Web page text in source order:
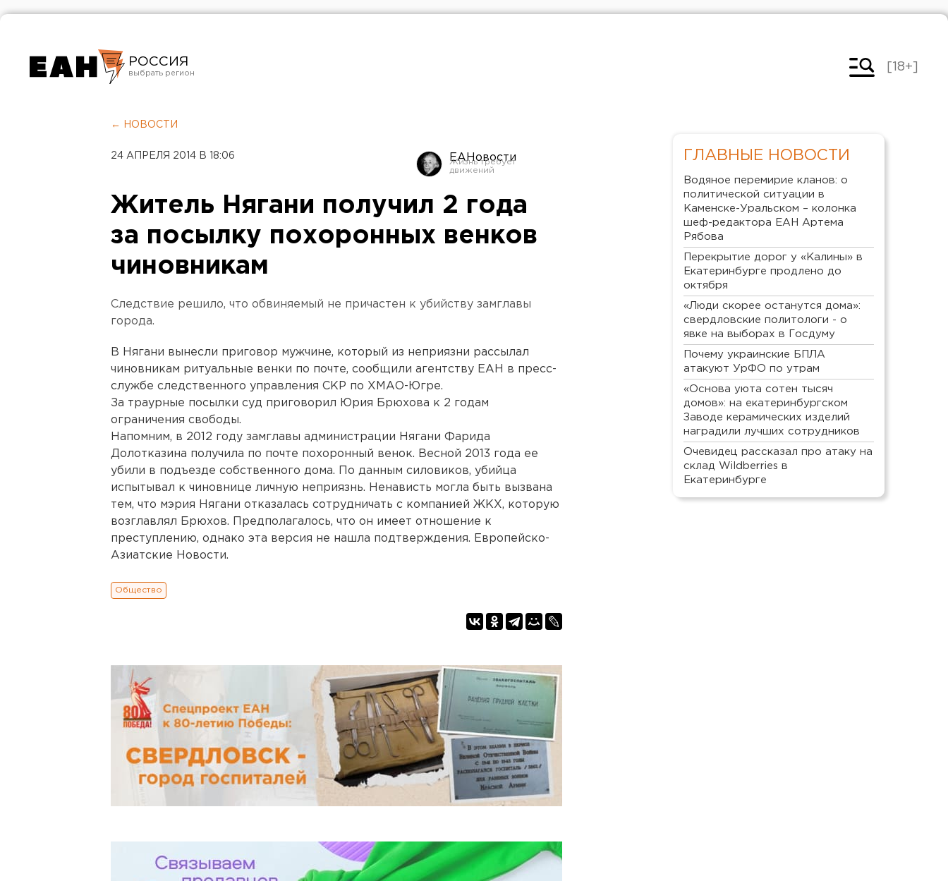
РОССИЯ
Челябинск
[18+]
← НОВОСТИ
24 АПРЕЛЯ 2014 В 18:06 ЕАНовости
Житель Нягани получил 2 года
за посылку похоронных венков
чиновникам
Следствие решило, что обвиняемый не причастен к убийству замглавы
города.
В Нягани вынесли приговор мужчине, который из неприязни рассылал
чиновникам ритуальные венки по почте, сообщили агентству ЕАН в пресс-
службе следственного управления СКР по ХМАО-Югре.
За траурные посылки суд приговорил Юрия Брюхова к 2 годам
ограничения свободы.
Напомним, в 2012 году замглавы администрации Нягани Фарида
Долотказина получила по почте похоронный венок. Весной 2013 года ее
убили в подъезде собственного дома. По данным силовиков, убийца
испытывал к чиновнице личную неприязнь. Ненависть могла быть вызвана
тем, что мэрия Нягани отказалась сотрудничать с компанией ЖКХ, которую
возглавлял Брюхов. Предполагалось, что он имеет отношение к
преступлению, однако эта версия не нашла подтверждения. Европейско-
Азиатские Новости.
Общество
ГЛАВНЫЕ НОВОСТИ
Водяное перемирие кланов: о
политической ситуации в
Каменске-Уральском – колонка
шеф-редактора ЕАН Артема
Рябова
Перекрытие дорог у «Калины» в
Екатеринбурге продлено до
октября
«Люди скорее останутся дома»:
свердловские политологи - о
явке на выборах в Госдуму
Почему украинские БПЛА
атакуют УрФО по утрам
«Основа уюта сотен тысяч
домов»: на екатеринбургском
Заводе керамических изделий
наградили лучших сотрудников
Очевидец рассказал про атаку на
склад Wildberries в
Екатеринбурге